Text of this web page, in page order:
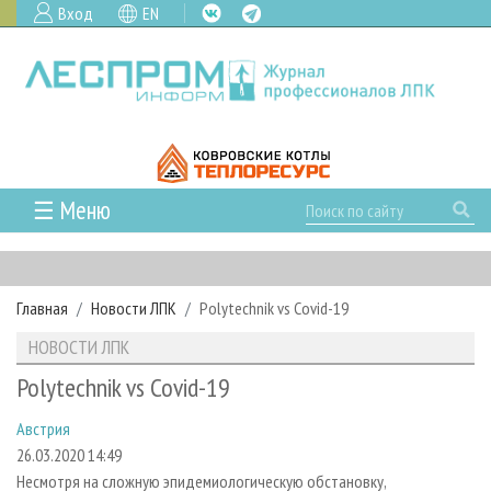
Вход EN
☰ Меню
ГЛАВНАЯ
РУБРИКИ И ТЕМЫ
РУБРИКИ ЖУРНАЛА
ЛЕСНОЕ ХОЗЯЙСТВО
ЛЕСОЗАГОТОВКА
ЛЕСОПИЛЕНИЕ
ДЕРЕВООБРАБОТКА
НОВОСТИ
КАЛЕНДАРЬ СОБЫТИЙ
НОВОСТИ ЛПК
НОВОСТИ ЖУРНАЛА
НОВОСТИ КОМПАНИЙ
ПРОЕКТЫ ЛПИ
АНАЛИТИКА
ПРЕДПРИЯТИЯ ЛПК
ЛЕСНЫЕ РЕГИОНЫ РОССИИ
АРХИВ
АРХИВ ЖУРНАЛОВ
О ЖУРНАЛЕ
РЕКЛАМОДАТЕЛЯМ
Главная Новости ЛПК Polytechnik vs Covid-19
НОВОСТИ ЛПК
Polytechnik vs Covid-19
Австрия
26.03.2020 14:49
Несмотря на сложную эпидемиологическую обстановку,